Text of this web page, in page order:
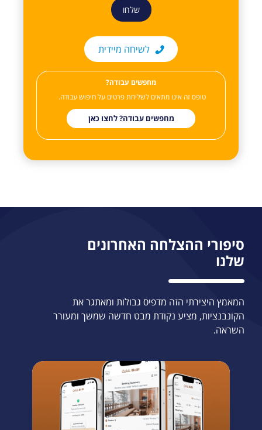
שלחו
לשיחה מיידית
?מחפשים עבודה
טופס זה אינו מתאים לשליחת פרטים על חיפוש עבודה.
מחפשים עבודה?לחצו כאן
סיפורי ההצלחה האחרונים
שלנו
המאמץ היצירתי הזה מדפיס גבולות ומאתגר את
הקונבנציות, מציע נקודת מבט חדשה שמשך ומעורר
השראה.